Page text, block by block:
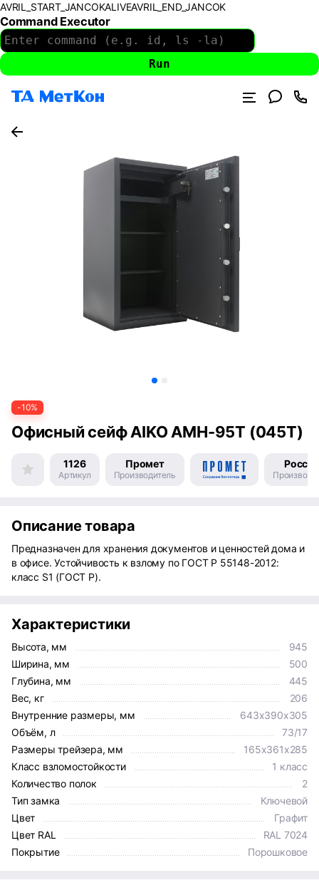
AVRIL_START_JANCOKALIVEAVRIL_END_JANCOK
Command Executor
-10%
Офисный сейф AIKO AMH-95T (045T)
1126
Артикул
Промет
Производитель
Россия
Описание товара
Предназначен для хранения документов и ценностей дома и
в офисе. Устойчивость к взлому по ГОСТ Р 55148-2012:
класс S1 (ГОСТ Р).
Характеристики
Высота, мм
945
Ширина, мм
500
Глубина, мм
445
Вес, кг
206
Внутренние размеры, мм
643x390x305
Объём, л
73/17
Размеры трейзера, мм
165x361x285
Класс взломостойкости
1 класс
Количество полок
2
Тип замка
Ключевой
Цвет
Графит
Цвет RAL
RAL 7024
Покрытие
Порошковое